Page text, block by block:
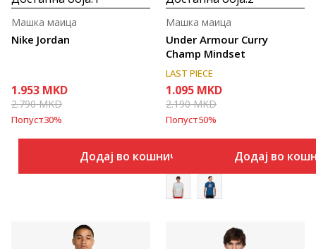
Nike Jordan
Машка маица
1.953 MKD
2.790MKD
Попуст30%
Додај во кошничка
Under Armour Curry
Champ Mindset
Машка маица
LAST PIECE
1.095 MKD
2.190MKD
Попуст50%
Додај во